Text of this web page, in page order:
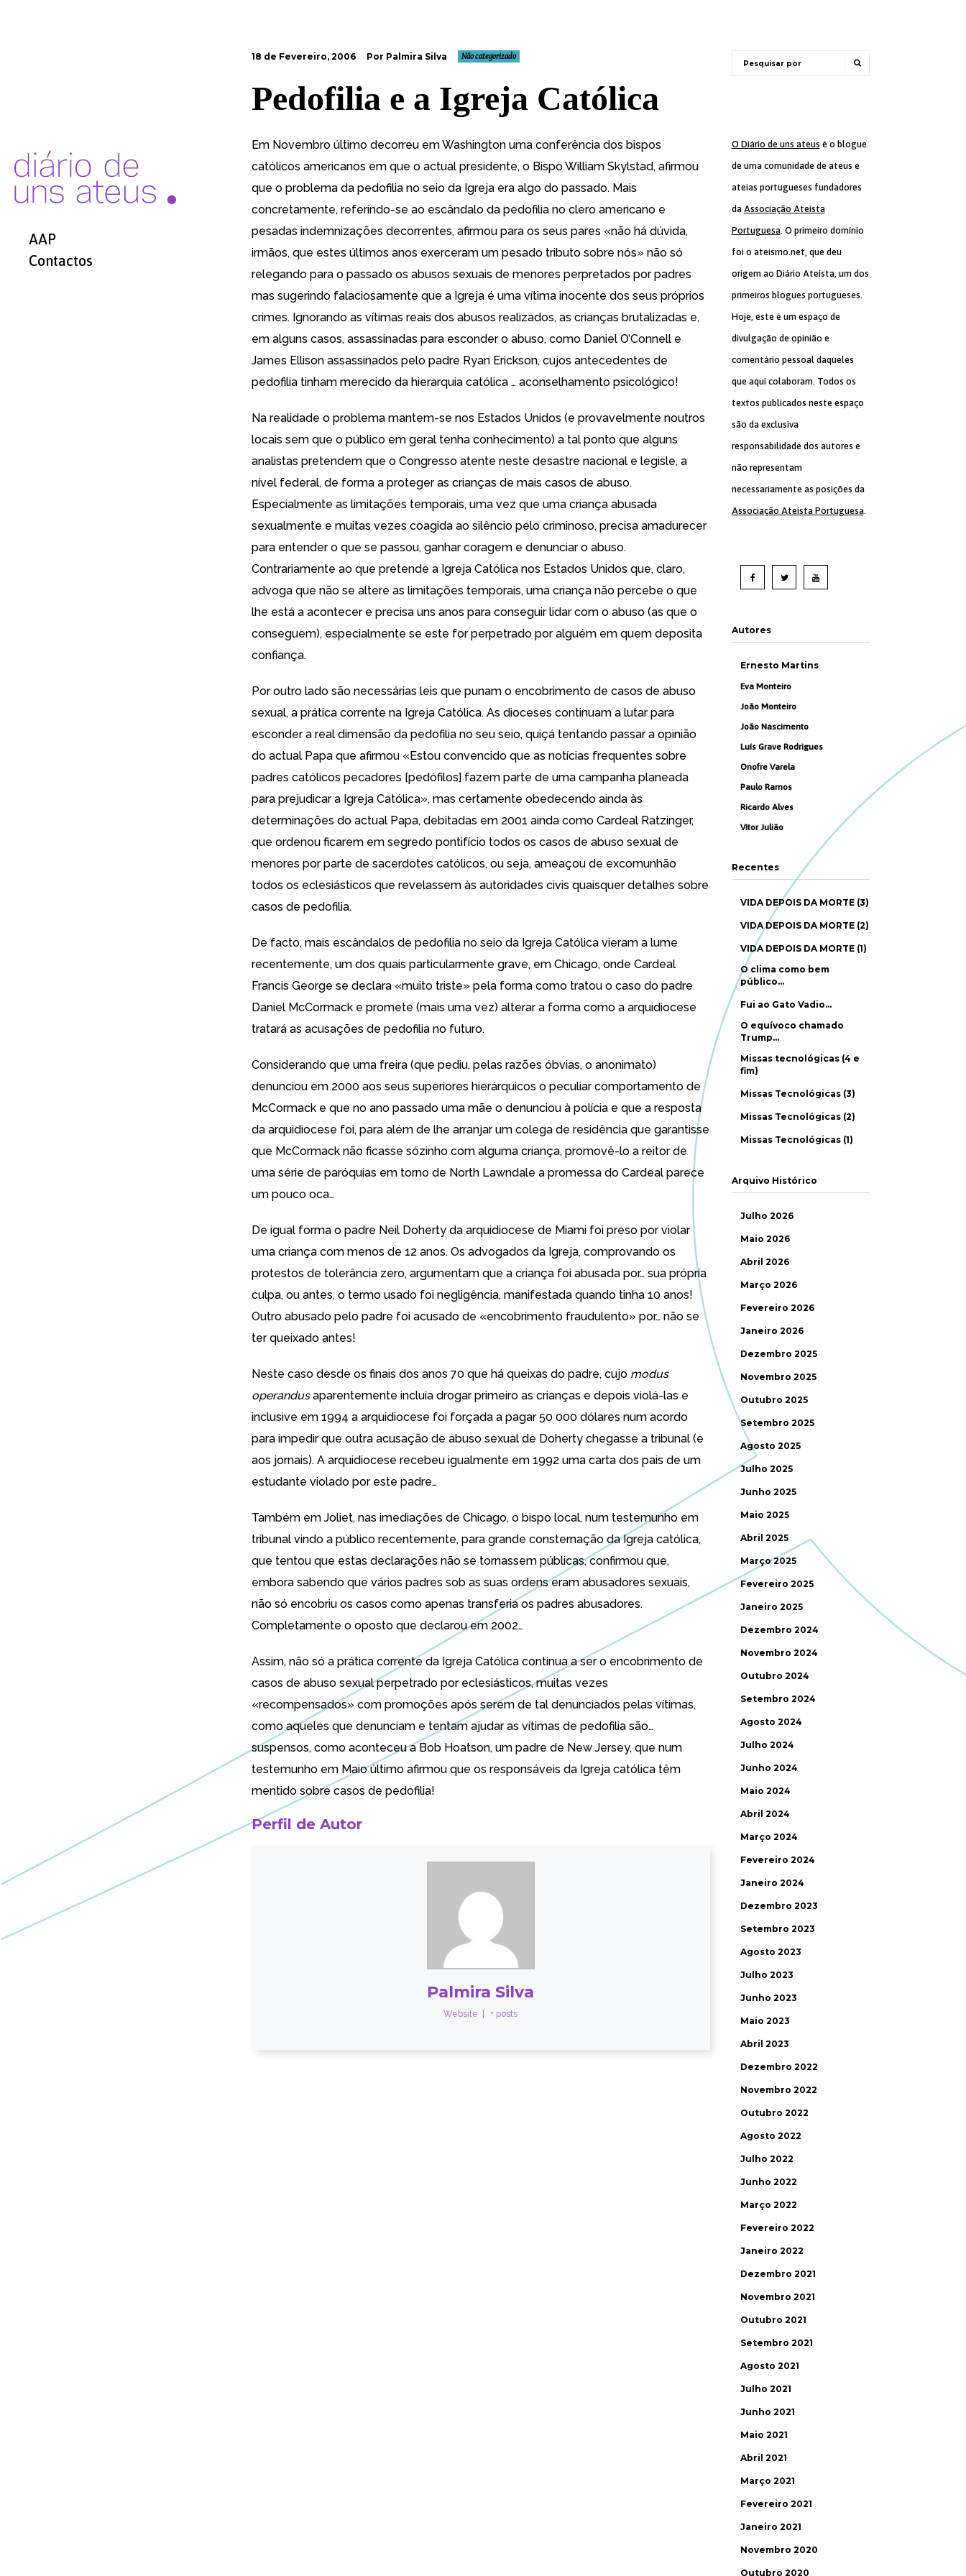
AAP
Contactos
18 de Fevereiro, 2006 Por Palmira Silva Não categorizado
Pedofilia e a Igreja Católica
Em Novembro último decorreu em Washington uma conferência dos bispos
católicos americanos em que o actual presidente, o Bispo William Skylstad, afirmou
que o problema da pedofilia no seio da Igreja era algo do passado. Mais
concretamente, referindo-se ao escândalo da pedofilia no clero americano e
pesadas indemnizações decorrentes, afirmou para os seus pares «não há dúvida,
irmãos, que estes últimos anos exerceram um pesado tributo sobre nós» não só
relegando para o passado os abusos sexuais de menores perpretados por padres
mas sugerindo falaciosamente que a Igreja é uma vítima inocente dos seus próprios
crimes. Ignorando as vítimas reais dos abusos realizados, as crianças brutalizadas e,
em alguns casos, assassinadas para esconder o abuso, como Daniel O’Connell e
James Ellison assassinados pelo padre Ryan Erickson, cujos antecedentes de
pedofilia tinham merecido da hierarquia católica … aconselhamento psicológico!
Na realidade o problema mantem-se nos Estados Unidos (e provavelmente noutros
locais sem que o público em geral tenha conhecimento) a tal ponto que alguns
analistas pretendem que o Congresso atente neste desastre nacional e legisle, a
nível federal, de forma a proteger as crianças de mais casos de abuso.
Especialmente as limitações temporais, uma vez que uma criança abusada
sexualmente e muitas vezes coagida ao silêncio pelo criminoso, precisa amadurecer
para entender o que se passou, ganhar coragem e denunciar o abuso.
Contrariamente ao que pretende a Igreja Católica nos Estados Unidos que, claro,
advoga que não se altere as limitações temporais, uma criança não percebe o que
lhe está a acontecer e precisa uns anos para conseguir lidar com o abuso (as que o
conseguem), especialmente se este for perpetrado por alguém em quem deposita
confiança.
Por outro lado são necessárias leis que punam o encobrimento de casos de abuso
sexual, a prática corrente na Igreja Católica. As dioceses continuam a lutar para
esconder a real dimensão da pedofilia no seu seio, quiçá tentando passar a opinião
do actual Papa que afirmou «Estou convencido que as notícias frequentes sobre
padres católicos pecadores [pedófilos] fazem parte de uma campanha planeada
para prejudicar a Igreja Católica», mas certamente obedecendo ainda às
determinações do actual Papa, debitadas em 2001 ainda como Cardeal Ratzinger,
que ordenou ficarem em segredo pontifício todos os casos de abuso sexual de
menores por parte de sacerdotes católicos, ou seja, ameaçou de excomunhão
todos os eclesiásticos que revelassem às autoridades civis quaisquer detalhes sobre
casos de pedofilia.
De facto, mais escândalos de pedofilia no seio da Igreja Católica vieram a lume
recentemente, um dos quais particularmente grave, em Chicago, onde Cardeal
Francis George se declara «muito triste» pela forma como tratou o caso do padre
Daniel McCormack e promete (mais uma vez) alterar a forma como a arquidiocese
tratará as acusações de pedofilia no futuro.
Considerando que uma freira (que pediu, pelas razões óbvias, o anonimato)
denunciou em 2000 aos seus superiores hierárquicos o peculiar comportamento de
McCormack e que no ano passado uma mãe o denunciou à polícia e que a resposta
da arquidiocese foi, para além de lhe arranjar um colega de residência que garantisse
que McCormack não ficasse sózinho com alguma criança, promovê-lo a reitor de
uma série de paróquias em torno de North Lawndale a promessa do Cardeal parece
um pouco oca…
De igual forma o padre Neil Doherty da arquidiocese de Miami foi preso por violar
uma criança com menos de 12 anos. Os advogados da Igreja, comprovando os
protestos de tolerância zero, argumentam que a criança foi abusada por… sua própria
culpa, ou antes, o termo usado foi negligência, manifestada quando tinha 10 anos!
Outro abusado pelo padre foi acusado de «encobrimento fraudulento» por… não se
ter queixado antes!
Neste caso desde os finais dos anos 70 que há queixas do padre, cujo modus
operandusaparentemente incluia drogar primeiro as crianças e depois violá-las e
inclusive em 1994 a arquidiocese foi forçada a pagar 50 000 dólares num acordo
para impedir que outra acusação de abuso sexual de Doherty chegasse a tribunal (e
aos jornais). A arquidiocese recebeu igualmente em 1992 uma carta dos pais de um
estudante violado por este padre…
Também em Joliet, nas imediações de Chicago, o bispo local, num testemunho em
tribunal vindo a público recentemente, para grande consternação da Igreja católica,
que tentou que estas declarações não se tornassem públicas, confirmou que,
embora sabendo que vários padres sob as suas ordens eram abusadores sexuais,
não só encobriu os casos como apenas transferia os padres abusadores.
Completamente o oposto que declarou em 2002…
Assim, não só a prática corrente da Igreja Católica continua a ser o encobrimento de
casos de abuso sexual perpetrado por eclesiásticos, muitas vezes
«recompensados» com promoções após serem de tal denunciados pelas vítimas,
como aqueles que denunciam e tentam ajudar as vítimas de pedofilia são…
suspensos, como aconteceu aBob Hoatson, um padre de New Jersey, que num
testemunho em Maio último afirmou que os responsáveis da Igreja católica têm
mentido sobre casos de pedofilia!
Perfil de Autor
Palmira Silva
Website + posts
O Diário de uns ateus é o blogue
de uma comunidade de ateus e
ateias portugueses fundadores
da Associação Ateísta
Portuguesa. O primeiro domínio
foi o ateismo.net, que deu
origem ao Diário Ateísta, um dos
primeiros blogues portugueses.
Hoje, este é um espaço de
divulgação de opinião e
comentário pessoal daqueles
que aqui colaboram. Todos os
textos publicados neste espaço
são da exclusiva
responsabilidade dos autores e
não representam
necessariamente as posições da
Associação Ateísta Portuguesa.
Autores
Ernesto Martins
Eva Monteiro
João Monteiro
João Nascimento
Luís Grave Rodrigues
Onofre Varela
Paulo Ramos
Ricardo Alves
Vítor Julião
Recentes
VIDA DEPOIS DA MORTE (3)
VIDA DEPOIS DA MORTE (2)
VIDA DEPOIS DA MORTE (1)
O clima como bem
público…
Fui ao Gato Vadio…
O equívoco chamado
Trump…
Missas tecnológicas (4 e
fim)
Missas Tecnológicas (3)
Missas Tecnológicas (2)
Missas Tecnológicas (1)
Arquivo Histórico
Julho 2026
Maio 2026
Abril 2026
Março 2026
Fevereiro 2026
Janeiro 2026
Dezembro 2025
Novembro 2025
Outubro 2025
Setembro 2025
Agosto 2025
Julho 2025
Junho 2025
Maio 2025
Abril 2025
Março 2025
Fevereiro 2025
Janeiro 2025
Dezembro 2024
Novembro 2024
Outubro 2024
Setembro 2024
Agosto 2024
Julho 2024
Junho 2024
Maio 2024
Abril 2024
Março 2024
Fevereiro 2024
Janeiro 2024
Dezembro 2023
Setembro 2023
Agosto 2023
Julho 2023
Junho 2023
Maio 2023
Abril 2023
Dezembro 2022
Novembro 2022
Outubro 2022
Agosto 2022
Julho 2022
Junho 2022
Março 2022
Fevereiro 2022
Janeiro 2022
Dezembro 2021
Novembro 2021
Outubro 2021
Setembro 2021
Agosto 2021
Julho 2021
Junho 2021
Maio 2021
Abril 2021
Março 2021
Fevereiro 2021
Janeiro 2021
Novembro 2020
Outubro 2020